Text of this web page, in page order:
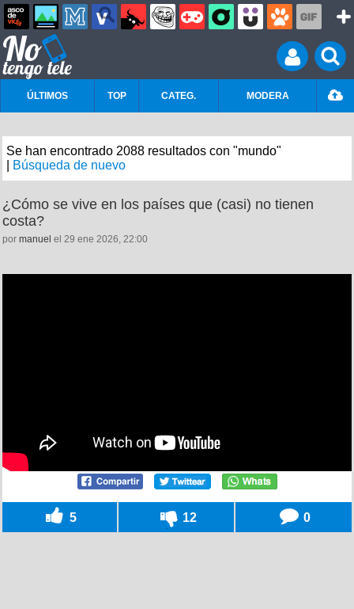
ÚLTIMOS TOP CATEG. MODERA
Se han encontrado 2088 resultados con "mundo"
Búsqueda de nuevo
¿Cómo se vive en los países que (casi) no tienen
costa?
por manuel el 29 ene 2026, 22:00
5 12 0